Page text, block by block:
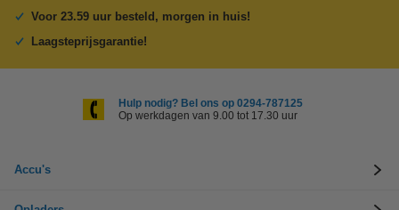
Voor 23.59 uur besteld, morgen in huis!
Laagsteprijsgarantie!
Hulp nodig? Bel ons op 0294-787125
Op werkdagen van 9.00 tot 17.30 uur
Accu's